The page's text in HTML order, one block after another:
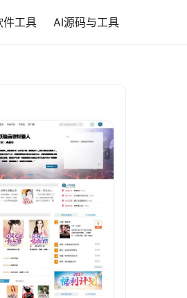
件工具 AI源码与工具